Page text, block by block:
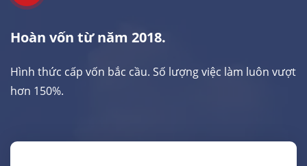
Hoàn vốn từ năm 2018.
Hình thức cấp vốn bắc cầu. Số lượng việc làm luôn vượt
hơn 150%.